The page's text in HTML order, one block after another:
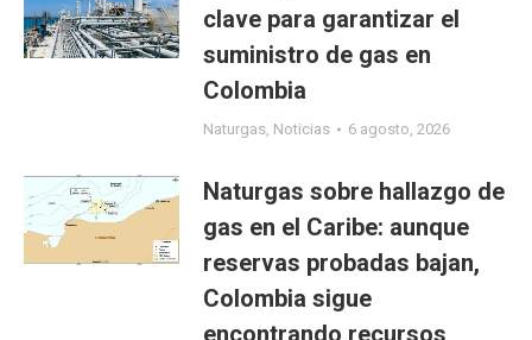
clave para garantizar el
suministro de gas en
Colombia
Naturgas, Noticias 6 agosto, 2026
Naturgas sobre hallazgo de
gas en el Caribe: aunque
reservas probadas bajan,
Colombia sigue
encontrando recursos